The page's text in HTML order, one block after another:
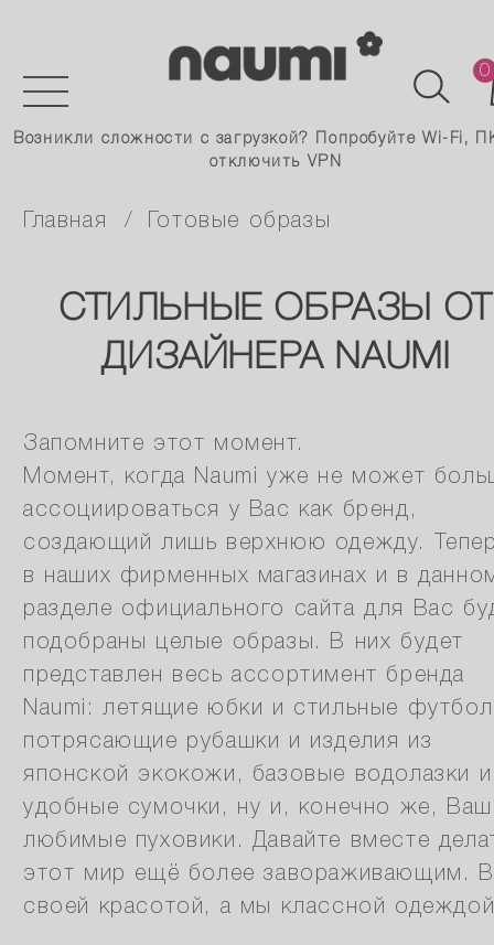
0
Возникли сложности с загрузкой? Попробуйте Wi-Fi,
отключить VPN
главная готовые образы
СТИЛЬНЫЕ ОБРАЗЫ ОТ
ДИЗАЙНЕРА NAUMI
Запомните этот момент.
Момент, когда Naumi уже не может
ассоциироваться у Вас как бренд,
создающий лишь верхнюю одежду.
в наших фирменных магазинах и в
разделе официального сайта для Вас
подобраны целые образы. В них будет
представлен весь ассортимент бренда
Naumi: летящие юбки и стильные
потрясающие рубашки и изделия из
японской экокожи, базовые водолазки и
удобные сумочки, ну и, конечно же,
любимые пуховики. Давайте вместе
этот мир ещё более завораживающим.
своей красотой, а мы классной